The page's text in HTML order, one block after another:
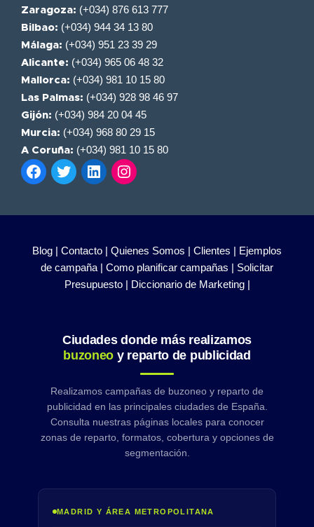
Zaragoza: (+034) 876 613 777
Bilbao: (+034) 944 34 13 80
Málaga: (+034) 951 23 39 29
Alicante: (+034) 965 06 48 32
Mallorca: (+034) 981 10 15 80
Las Palmas: (+034) 928 98 46 97
Gijón: (+034) 984 20 04 45
Murcia: (+034) 968 80 29 15
A Coruña: (+034) 981 10 15 80
Blog | Contacto | Quienes Somos | Clientes | Ejemplos
de campaña | Como planificar campañas | Solicitar
Presupuesto | Diccionario de Marketing |
Ciudades donde más realizamos
buzoneo y reparto de publicidad
Realizamos campañas de buzoneo y reparto de
publicidad en las principales ciudades de España.
Consulta nuestras páginas locales para conocer
zonas de reparto, formatos, cobertura y opciones de
segmentación.
MADRID Y ÁREA METROPOLITANA